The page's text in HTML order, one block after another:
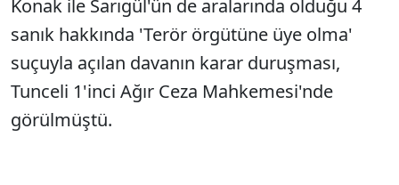
Konak ile Sarıgül'ün de aralarında olduğu 4
sanık hakkında 'Terör örgütüne üye olma'
suçuyla açılan davanın karar duruşması,
Tunceli 1'inci Ağır Ceza Mahkemesi'nde
görülmüştü.